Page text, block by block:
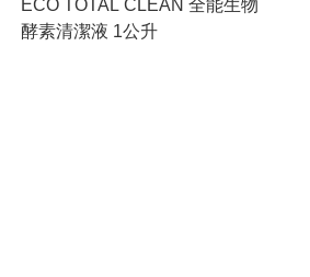
ECO TOTAL CLEAN 全能生物
酵素清潔液 1公升